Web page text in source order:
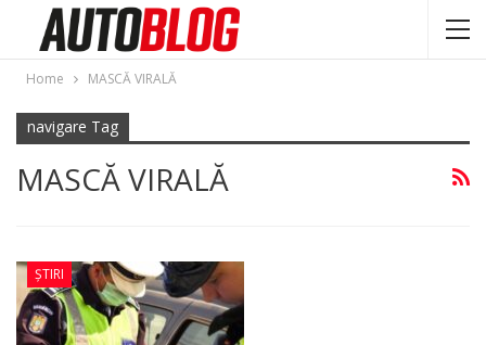
Home MASCĂ VIRALĂ
navigare Tag
MASCĂ VIRALĂ
ȘTIRI